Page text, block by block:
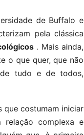
de Buffalo e
pela clássica
. Mais ainda,
o que quer, que não
tudo e de todos,
que costumam iniciar
relação complexa e